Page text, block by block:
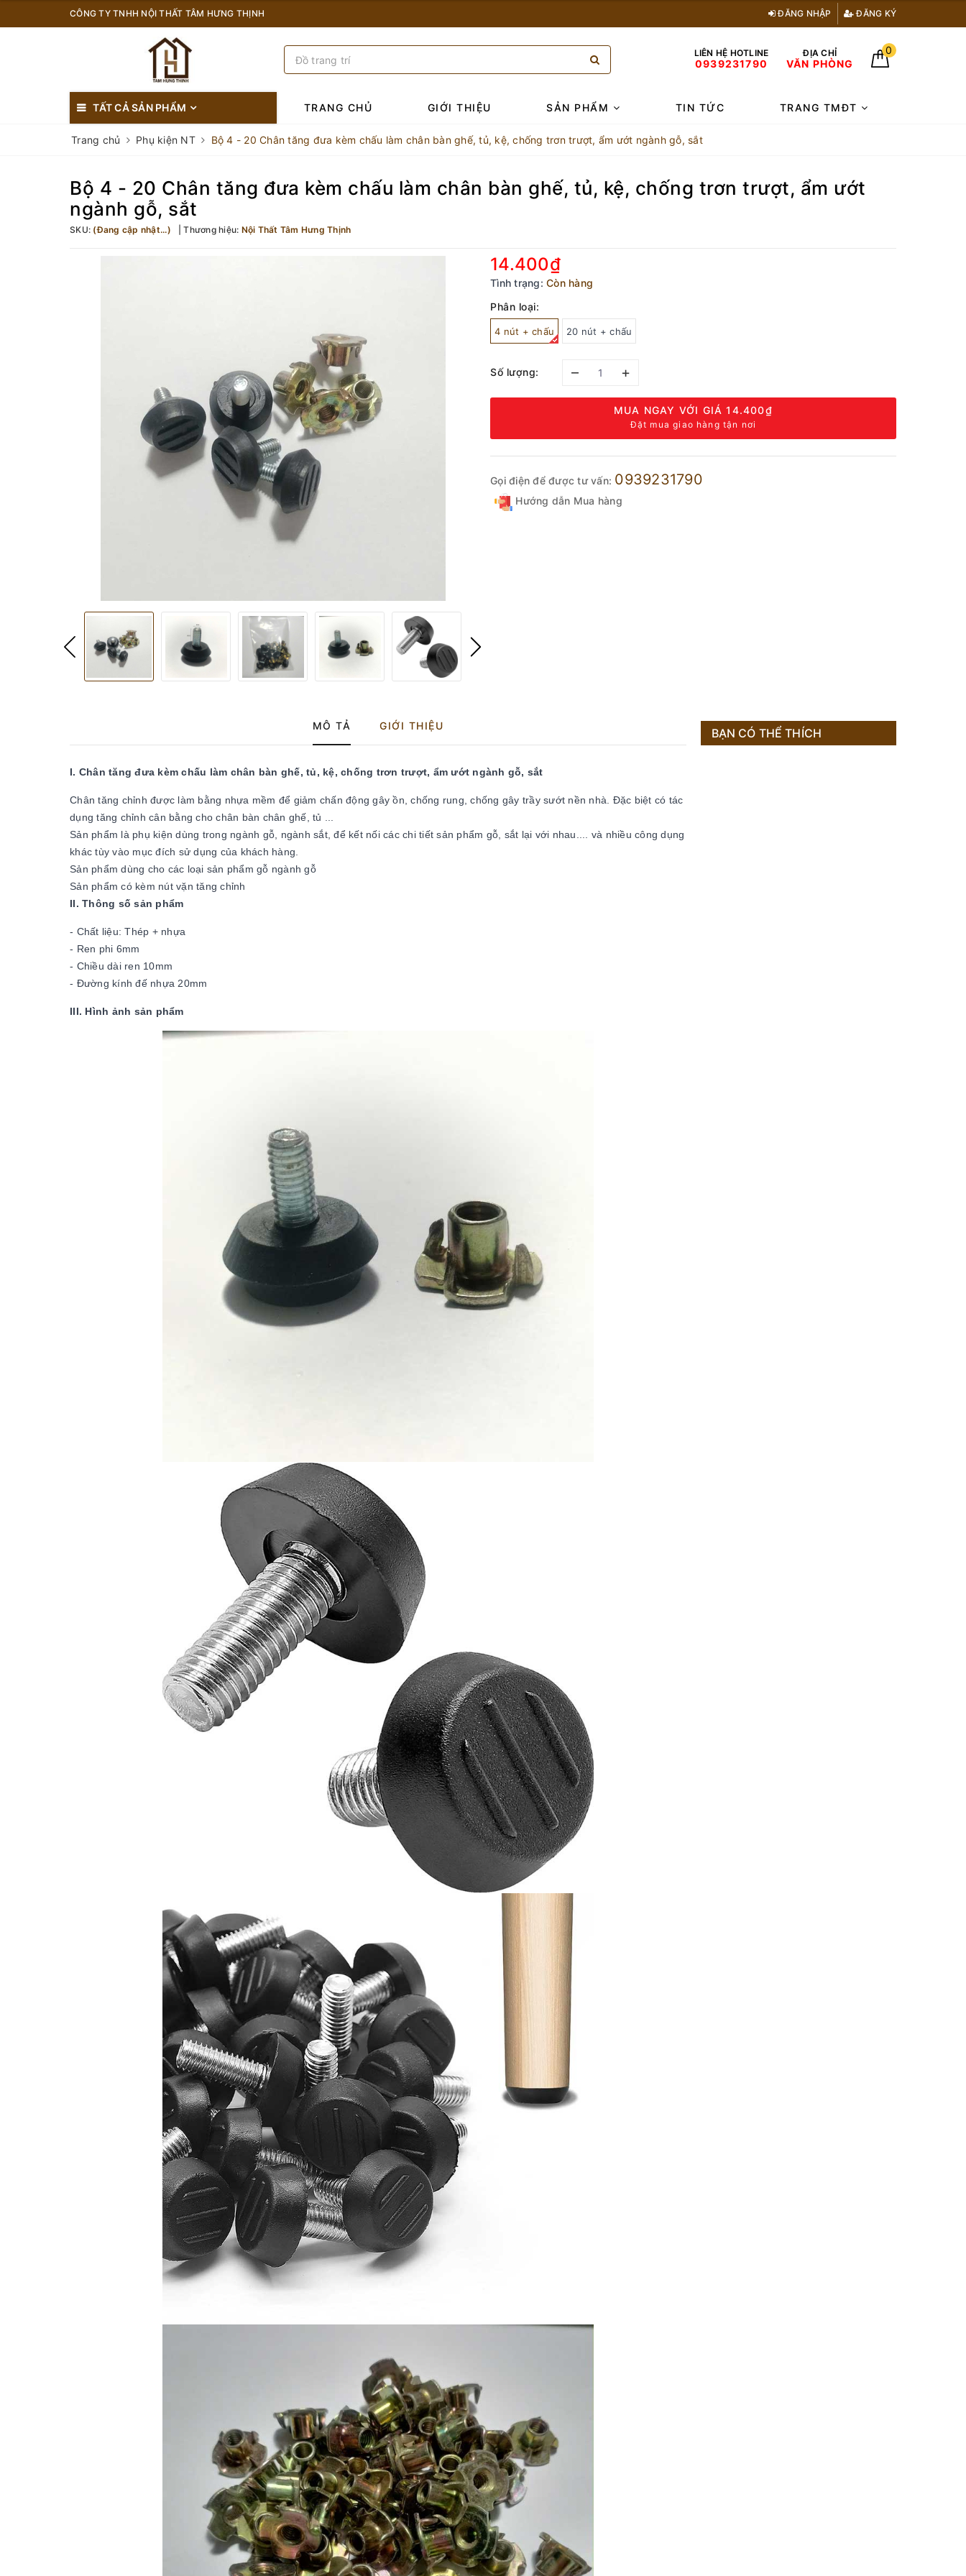
CÔNG TY TNHH NỘI THẤT TÂM HƯNG THỊNH ĐĂNG NHẬP ĐĂNG KÝ
LIÊN HỆ HOTLINE
0939231790
ĐỊA CHỈ
VĂN PHÒNG
0
TẤT CẢ SẢN PHẨM TRANG CHỦ GIỚI THIỆU SẢN PHẨM TIN TỨC TRANG TMĐT
Trang chủ Phụ kiện NT Bộ 4 - 20 Chân tăng đưa kèm chấu làm chân bàn ghế, tủ, kệ, chống trơn trượt, ẩm ướt ngành gỗ, sắt
Bộ 4 - 20 Chân tăng đưa kèm chấu làm chân bàn ghế, tủ, kệ, chống trơn trượt, ẩm ướt
ngành gỗ, sắt
SKU: (Đang cập nhật...) Thương hiệu: Nội Thất Tâm Hưng Thịnh
14.400₫
Tình trạng: Còn hàng
Phân loại:
4 nút + chấu 20 nút + chấu
Số lượng: – +
MUA NGAY VỚI GIÁ14.400₫
Đặt mua giao hàng tận nơi
Gọi điện để được tư vấn: 0939231790
Hướng dẫn Mua hàng
MÔ TẢ GIỚI THIỆU
I. Chân tăng đưa kèm chấu làm chân bàn ghế, tủ, kệ, chống trơn trượt, ẩm ướt ngành gỗ, sắt
Chân tăng chỉnh được làm bằng nhựa mềm để giảm chấn động gây ồn, chống rung, chống gây trầy sướt nền nhà. Đặc biệt có tác
dụng tăng chỉnh cân bằng cho chân bàn chân ghế, tủ ...
Sản phẩm là phụ kiện dùng trong ngành gỗ, ngành sắt, để kết nối các chi tiết sản phẩm gỗ, sắt lại với nhau.... và nhiều công dụng
khác tùy vào mục đích sử dụng của khách hàng.
Sản phẩm dùng cho các loại sản phẩm gỗ ngành gỗ
Sản phẩm có kèm nút vặn tăng chỉnh
II. Thông số sản phẩm
- Chất liệu: Thép + nhựa
- Ren phi 6mm
- Chiều dài ren 10mm
- Đường kính đế nhựa 20mm
III. Hình ảnh sản phẩm
BẠN CÓ THỂ THÍCH